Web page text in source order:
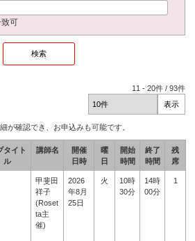
可
11 -20件 /93件
が確認でき、お申込みも可能です。
タイト
ル
講師名
開催
日時
曜
日
開始
時間
終了
時間
残
席
甲斐田
祥子
(Roset
ta主
催)
2026
年8月
25日
火
10時
30分
14時
00分
1